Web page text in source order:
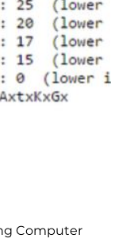
Computer